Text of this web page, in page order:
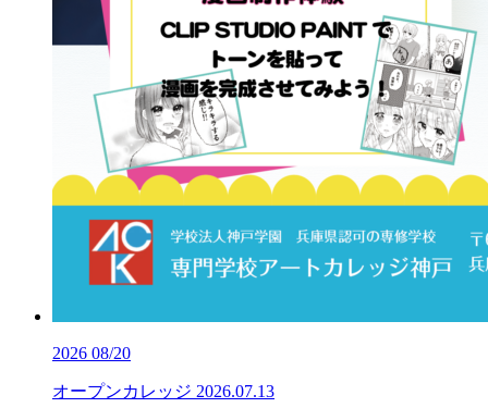
2026 08/20
オープンカレッジ 2026.07.13